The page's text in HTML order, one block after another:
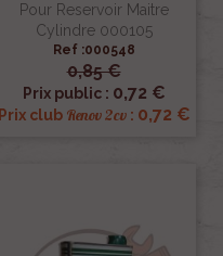
Pour Reservoir Maitre
Cylindre 000105
Ref :000548
0,85 €
Prix public : 0,72 €
Prix club Renov 2cv: 0,72 €